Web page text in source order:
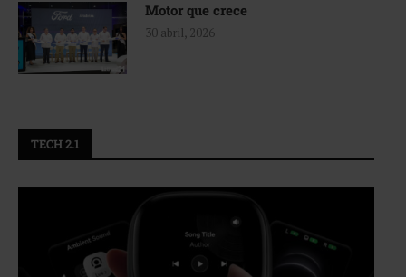
Motor que crece
30 abril, 2026
TECH 2.1